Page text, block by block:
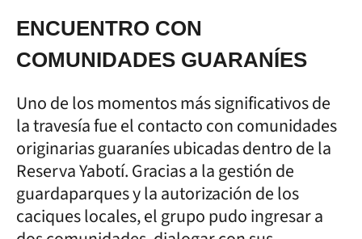
ENCUENTRO CON
COMUNIDADES GUARANÍES
Uno de los momentos más significativos de
la travesía fue el contacto con comunidades
originarias guaraníes ubicadas dentro de la
Reserva Yabotí. Gracias a la gestión de
guardaparques y la autorización de los
caciques locales, el grupo pudo ingresar a